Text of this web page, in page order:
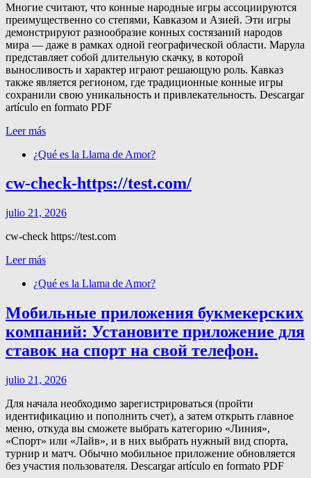
Многие считают, что конные народные игры ассоциируются
преимущественно со степями, Кавказом и Азией. Эти игры
демонстрируют разнообразие конных состязаний народов
мира — даже в рамках одной географической области. Марула
представляет собой длительную скачку, в которой
выносливость и характер играют решающую роль. Кавказ
также является регионом, где традиционные конные игры
сохранили свою уникальность и привлекательность. Descargar
artículo en formato PDF
Leer más
¿Qué es la Llama de Amor?
cw-check-https://test.com/
julio 21, 2026
cw-check https://test.com
Leer más
¿Qué es la Llama de Amor?
Мобильные приложения букмекерских
компаний: Установите приложение для
ставок на спорт на свой телефон.
julio 21, 2026
Для начала необходимо зарегистрироваться (пройти
идентификацию и пополнить счет), а затем открыть главное
меню, откуда вы сможете выбрать категорию «Линия»,
«Спорт» или «Лайв», и в них выбрать нужный вид спорта,
турнир и матч. Обычно мобильное приложение обновляется
без участия пользователя. Descargar artículo en formato PDF